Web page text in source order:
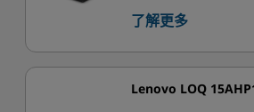
了解更多
Lenovo LOQ